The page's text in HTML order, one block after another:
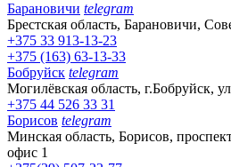
Барановичи telegram
Брестская область, Барановичи,
+375 33 913-13-23
+375 (163) 63-13-33
Бобруйск telegram
Могилёвская область, г.Бобруйск,
+375 44 526 33 31
Борисов telegram
Минская область, Борисов,
офис 1